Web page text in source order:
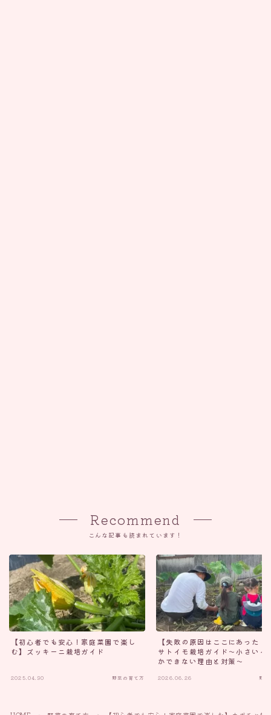
Recommend
こんな記事も読まれています！
【初心者でも安心！家庭菜園で楽し
む】ズッキーニ栽培ガイド
2025.04.30 野菜の育て方
【失敗の原因はここにあった！
サトイモ栽培ガイド〜小さいイ
かできない理由と対策〜
2026.06.26 野